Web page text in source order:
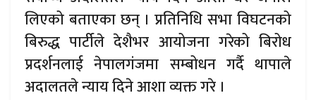
लिएको बताएका छन् । प्रतिनिधि सभा विघटनको
बिरुद्ध पार्टीले देशैभर आयोजना गरेको बिरोध
प्रदर्शनलाई नेपालगंजमा सम्बोधन गर्दै थापाले
अदालतले न्याय दिने आशा व्यक्त गरे ।